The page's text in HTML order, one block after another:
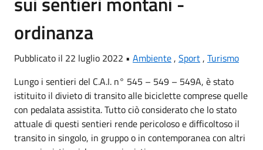
ordinanza
Pubblicato il 22 luglio 2022 • Ambiente, Sport, Turismo
Lungo i sentieri del C.A.I. n° 545 – 549 – 549A, è stato
istituito il divieto di transito alle biciclette comprese quelle
con pedalata assistita. Tutto ciò considerato che lo stato
attuale di questi sentieri rende pericoloso e difficoltoso il
transito in singolo, in gruppo o in contemporanea con altri